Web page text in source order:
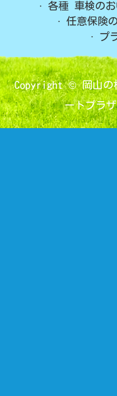
各種 車検のお
任意保険
プ
Copyright ©岡山の
ートプラザ